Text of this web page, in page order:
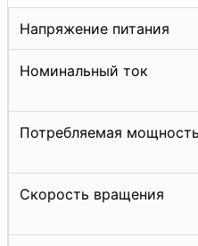
Напряжение питания
Номинальный ток
Потребляемая мощность
Скорость вращения